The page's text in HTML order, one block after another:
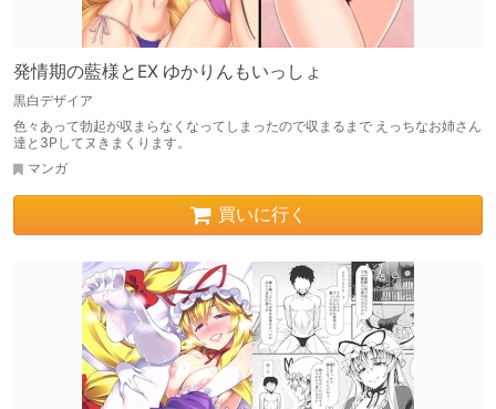
発情期の藍様とEX ゆかりんもいっしょ
黒白デザイア
色々あって勃起が収まらなくなってしまったので収まるまで えっちなお姉さん
達と3Pしてヌきまくります。
マンガ
買いに行く